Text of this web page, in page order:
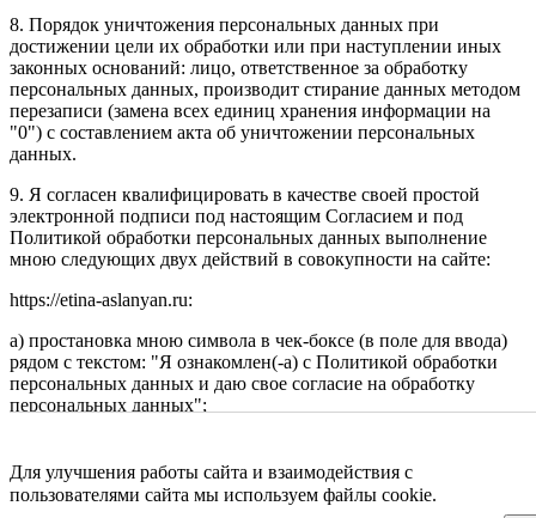
8. Порядок уничтожения персональных данных при
достижении цели их обработки или при наступлении иных
законных оснований: лицо, ответственное за обработку
персональных данных, производит стирание данных методом
перезаписи (замена всех единиц хранения информации на
"0") с составлением акта об уничтожении персональных
данных.
9. Я согласен квалифицировать в качестве своей простой
электронной подписи под настоящим Согласием и под
Политикой обработки персональных данных выполнение
мною следующих двух действий в совокупности на сайте:
https://etina-aslanyan.ru:
а) простановка мною символа в чек-боксе (в поле для ввода)
рядом с текстом: "Я ознакомлен(-а) с Политикой обработки
персональных данных и даю свое согласие на обработку
персональных данных";
заявку".
Для улучшения работы сайта и взаимодействия с
пользователями сайта мы используем файлы cookie.